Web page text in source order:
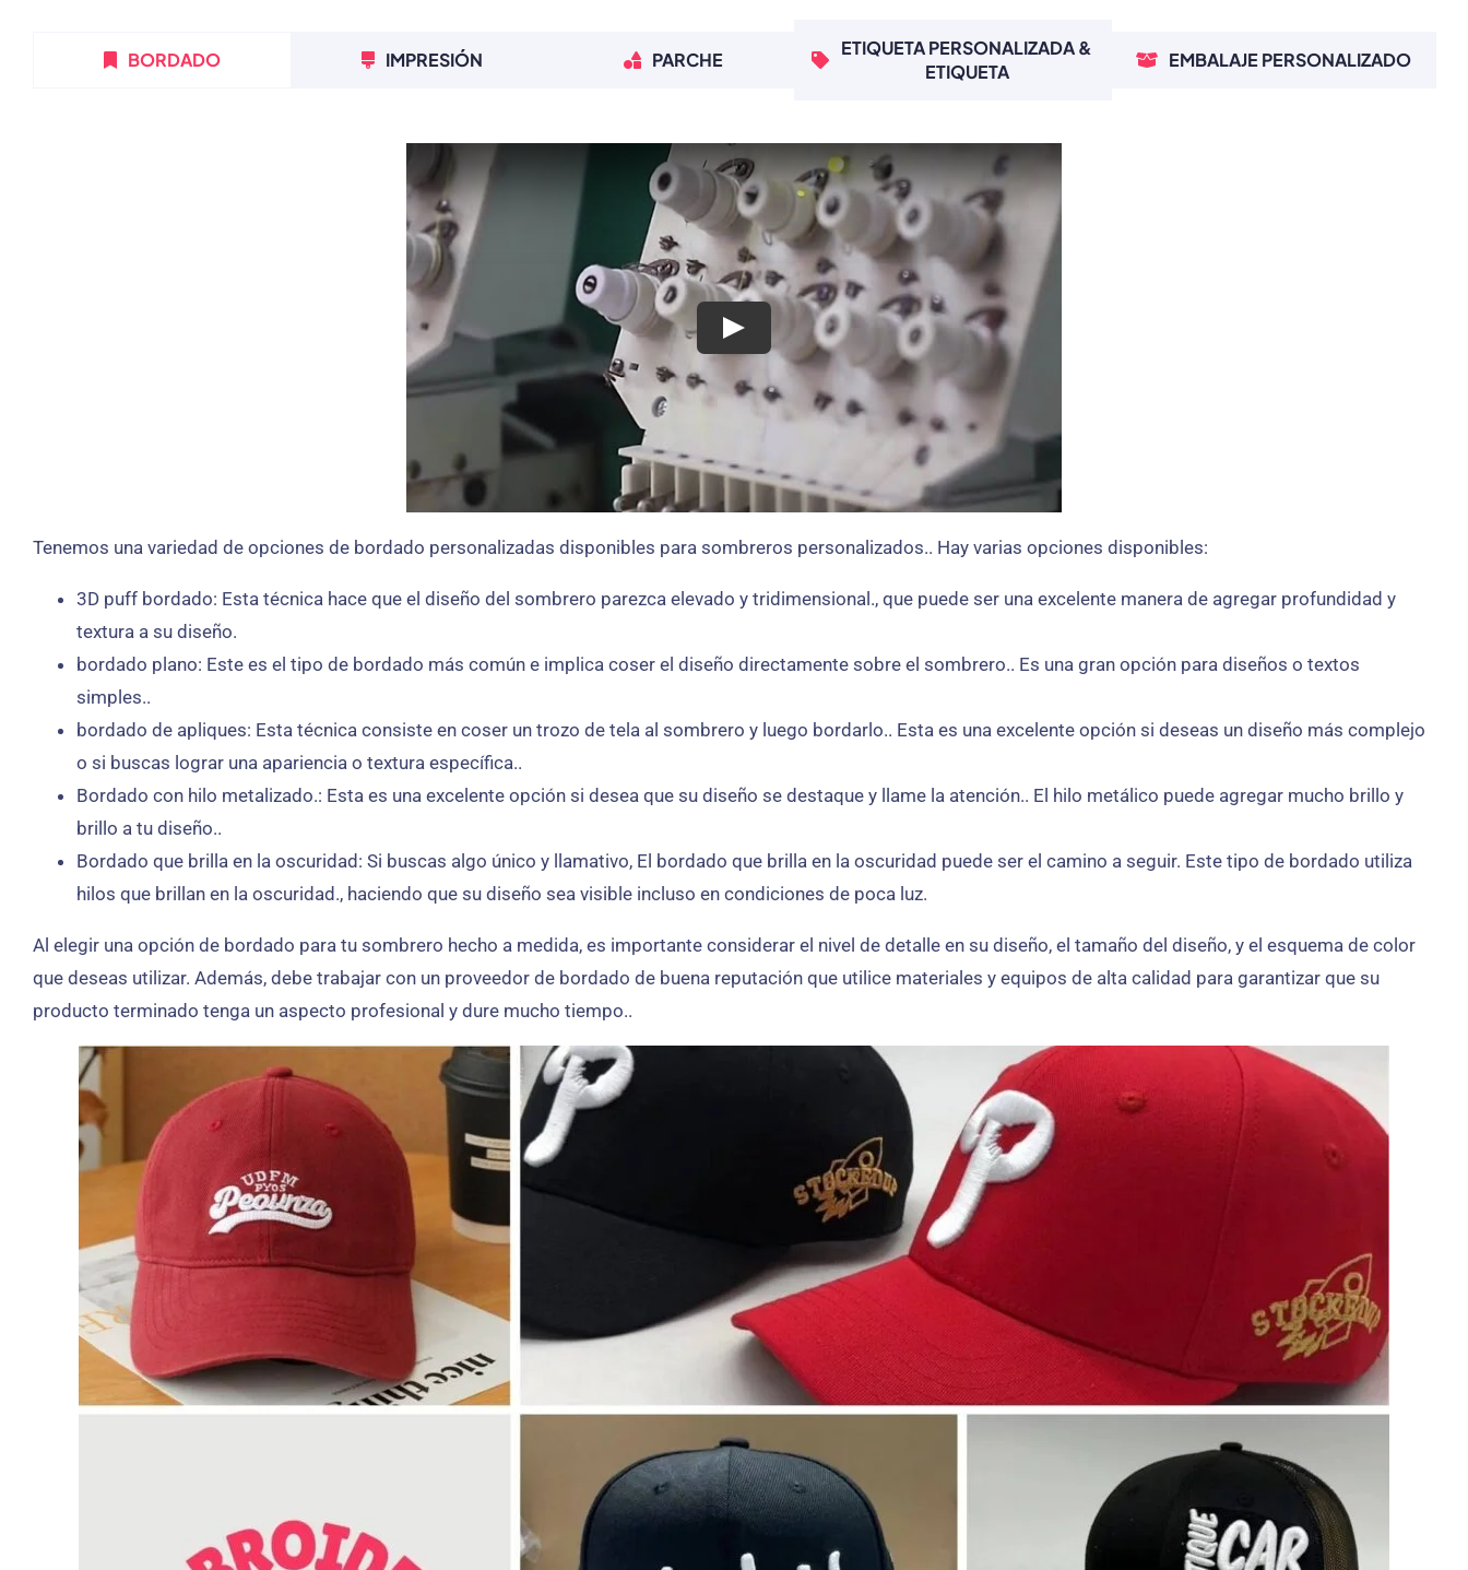
BORDADO IMPRESIÓN PARCHE
ETIQUETA PERSONALIZADA &
ETIQUETA
EMBALAJE PERSONALIZADO
Tenemos una variedad de opciones de bordado personalizadas disponibles para sombreros personalizados.. Hay varias opciones disponibles:
3D puff bordado: Esta técnica hace que el diseño del sombrero parezca elevado y tridimensional., que puede ser una excelente manera de agregar profundidad y
textura a su diseño.
bordado plano: Este es el tipo de bordado más común e implica coser el diseño directamente sobre el sombrero.. Es una gran opción para diseños o textos
simples..
bordado de apliques: Esta técnica consiste en coser un trozo de tela al sombrero y luego bordarlo.. Esta es una excelente opción si deseas un diseño más complejo
o si buscas lograr una apariencia o textura específica..
Bordado con hilo metalizado.: Esta es una excelente opción si desea que su diseño se destaque y llame la atención.. El hilo metálico puede agregar mucho brillo y
brillo a tu diseño..
Bordado que brilla en la oscuridad: Si buscas algo único y llamativo, El bordado que brilla en la oscuridad puede ser el camino a seguir. Este tipo de bordado utiliza
hilos que brillan en la oscuridad., haciendo que su diseño sea visible incluso en condiciones de poca luz.
Al elegir una opción de bordado para tu sombrero hecho a medida, es importante considerar el nivel de detalle en su diseño, el tamaño del diseño, y el esquema de color
que deseas utilizar. Además, debe trabajar con un proveedor de bordado de buena reputación que utilice materiales y equipos de alta calidad para garantizar que su
producto terminado tenga un aspecto profesional y dure mucho tiempo..